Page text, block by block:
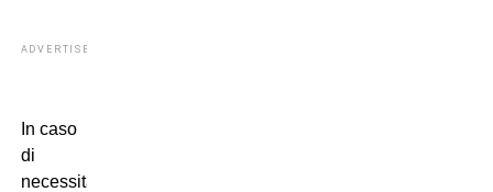
ADVERTISEMENT
In caso
di
necessità,